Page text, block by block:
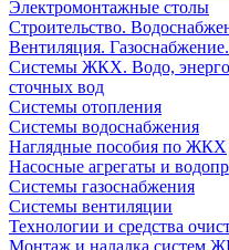
Электромонтажные столы
Строительство.
Вентиляция. Газоснабжение.
Системы ЖКХ. Водо, энерго
сточных вод
Системы отопления
Системы водоснабжения
Наглядные пособия по ЖКХ
Насосные агрегаты и
Системы газоснабжения
Системы вентиляции
Технологии и средства
Монтаж и наладка систем